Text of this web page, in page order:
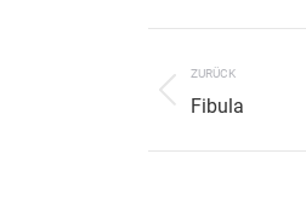
navigation
ZURÜCK
Previous
Fibula